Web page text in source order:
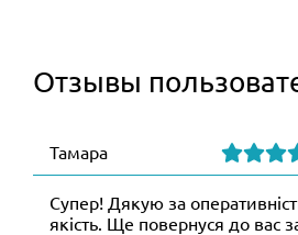
Отзывы
Тамара
Супер! Дякую за
якість. Ще повернуся до вас